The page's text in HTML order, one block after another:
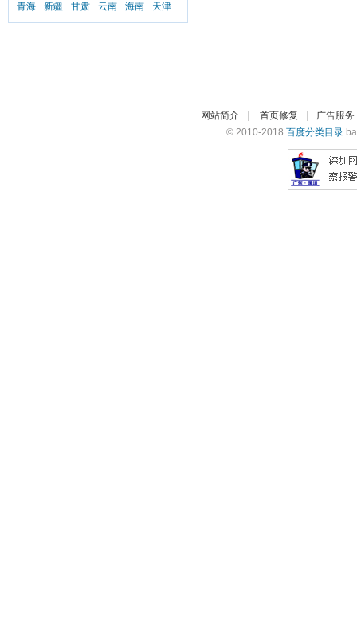
青海
新疆 甘肃 云南 海南 天津
网站简介 首页修复
广告服务
© 2010-2018 百度分类目录